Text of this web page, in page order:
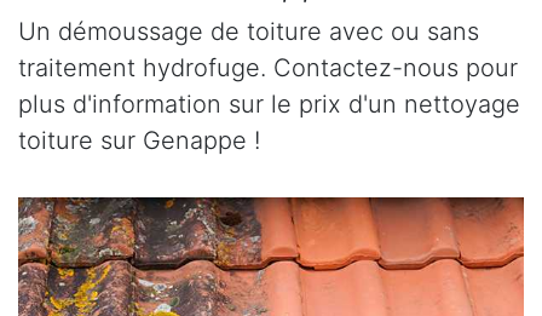
Un démoussage de toiture avec ou sans
traitement hydrofuge. Contactez-nous pour
plus d'information sur le prix d'un nettoyage
toiture sur Genappe !